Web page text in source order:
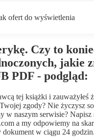
Czy to
jakie
PDF - podgląd:
tej książki i zauważyłeś
zgody? Nie życzysz
w naszym serwisie? Napisz
a my odpowiemy na
dokument w ciągu 24 godzin.